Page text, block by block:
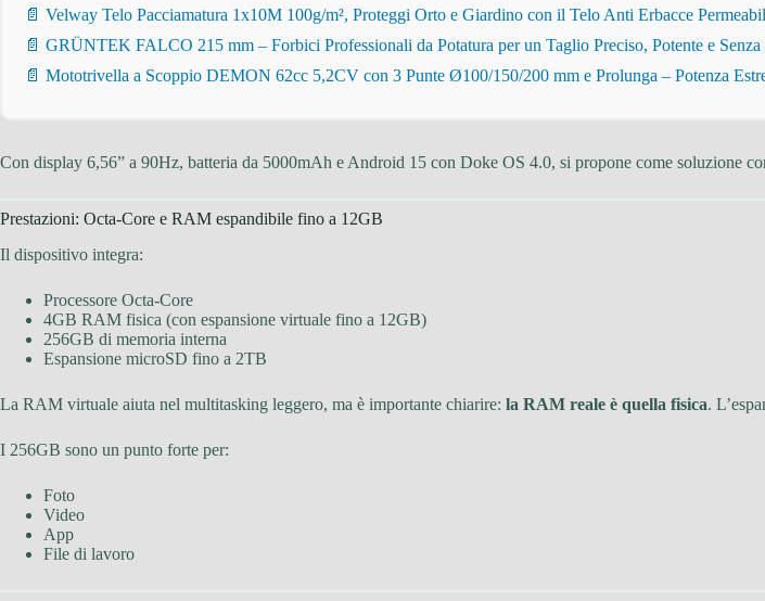
📄 Velway Telo Pacciamatura 1x10M 100g/m², Proteggi Orto e Giardino con il Telo Anti Erbacce
📄 GRÜNTEK FALCO 215 mm – Forbici Professionali da Potatura per un Taglio Preciso, Potente e
📄 Mototrivella a Scoppio DEMON 62cc 5,2CV con 3 Punte Ø100/150/200 mm e Prolunga – Potenza
Con display 6,56” a 90Hz, batteria da 5000mAh e Android 15 con Doke OS 4.0, si propone come soluzione
Prestazioni: Octa-Core e RAM espandibile fino a 12GB
Il dispositivo integra:
Processore Octa-Core
4GB RAM fisica (con espansione virtuale fino a 12GB)
256GB di memoria interna
Espansione microSD fino a 2TB
La RAM virtuale aiuta nel multitasking leggero, ma è importante chiarire: la RAM reale è quella fisica.
I 256GB sono un punto forte per:
Foto
Video
App
File di lavoro